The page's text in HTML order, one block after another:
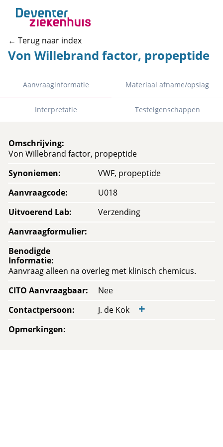
← Terug naar index
Von Willebrand factor, propeptide
Aanvraaginformatie Materiaal afname/opslag
Interpretatie Testeigenschappen
Omschrijving:
Von Willebrand factor, propeptide
Synoniemen:
VWF, propeptide
Aanvraagcode:
U018
Uitvoerend Lab:
Verzending
Aanvraagformulier:
Benodigde
Informatie:
Aanvraag alleen na overleg met klinisch chemicus.
CITO Aanvraagbaar:
Nee
Contactpersoon: J. de Kok +
Opmerkingen: